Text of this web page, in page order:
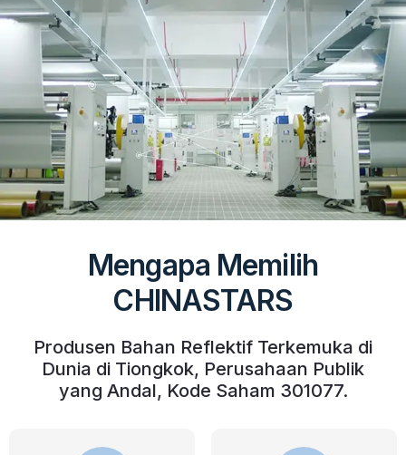
Mengapa Memilih
CHINASTARS
Produsen Bahan Reflektif Terkemuka di
Dunia di Tiongkok, Perusahaan Publik
yang Andal, Kode Saham 301077.